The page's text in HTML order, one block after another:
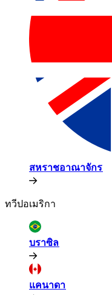
สหราชอาณาจักร​​
ทวีปอเมริกา​​
บราซิล​​
แคนาดา​​